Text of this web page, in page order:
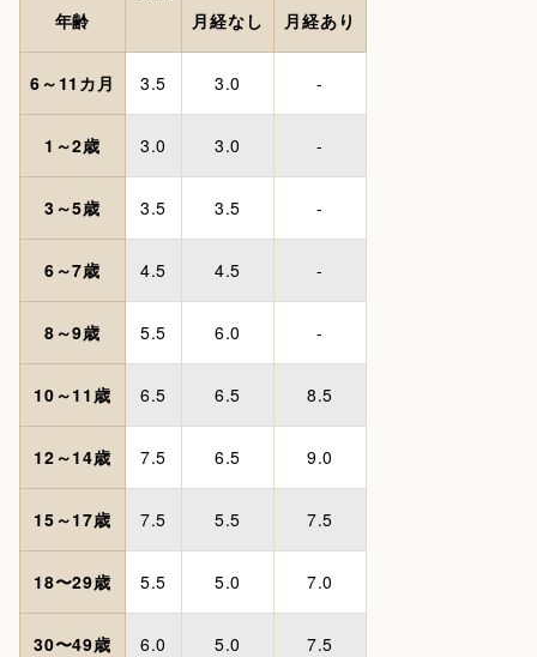
年齢 月経なし 月経あり
6～11カ月 3.5 3.0 -
1～2歳 3.0 3.0 -
3～5歳 3.5 3.5 -
6～7歳 4.5 4.5 -
8～9歳 5.5 6.0 -
10～11歳 6.5 6.5 8.5
12～14歳 7.5 6.5 9.0
15～17歳 7.5 5.5 7.5
18〜29歳 5.5 5.0 7.0
30〜49歳 6.0 5.0 7.5